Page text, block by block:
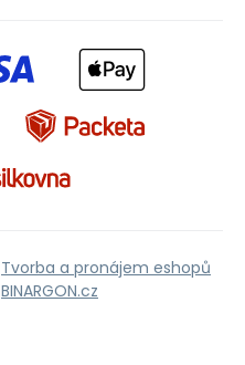
Tvorba a pronájem eshopů
BINARGON.cz